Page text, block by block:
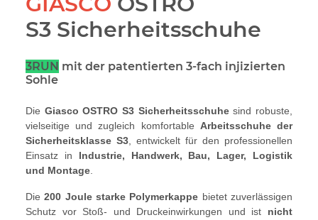
S3 Sicherheitsschuhe
3RUN mit der patentierten 3-fach injizierten
Sohle
Die Giasco OSTRO S3 Sicherheitsschuhesind robuste,
vielseitige und zugleich komfortable Arbeitsschuhe der
Sicherheitsklasse S3 , entwickelt für den professionellen
Einsatz in Industrie, Handwerk, Bau, Lager, Logistik
und Montage
Die200 Joule starke Polymerkappe bietet zuverlässigen
Schutz vor Stoß- und Druckeinwirkungen und ist nicht